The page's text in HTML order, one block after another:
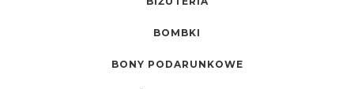
BOMBKI
BONY PODARUNKOWE